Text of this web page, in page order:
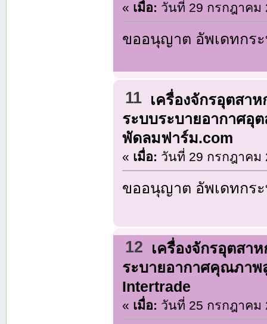
« เมื่อ: วันที่ 29 กรกฎาคม
ขออนุญาต อัพเดทกร
11 เครื่องจักรอุตสา
ระบบระบายอากาศอุ
พัดลมฟาร์ม.com
« เมื่อ: วันที่ 29 กรกฎาคม
ขออนุญาต อัพเดทกร
12
เครื่องจักรอุตสา
ระบายอากาศคุณภาพ
Intertrade
« เมื่อ: วันที่ 25 กรกฎาคม